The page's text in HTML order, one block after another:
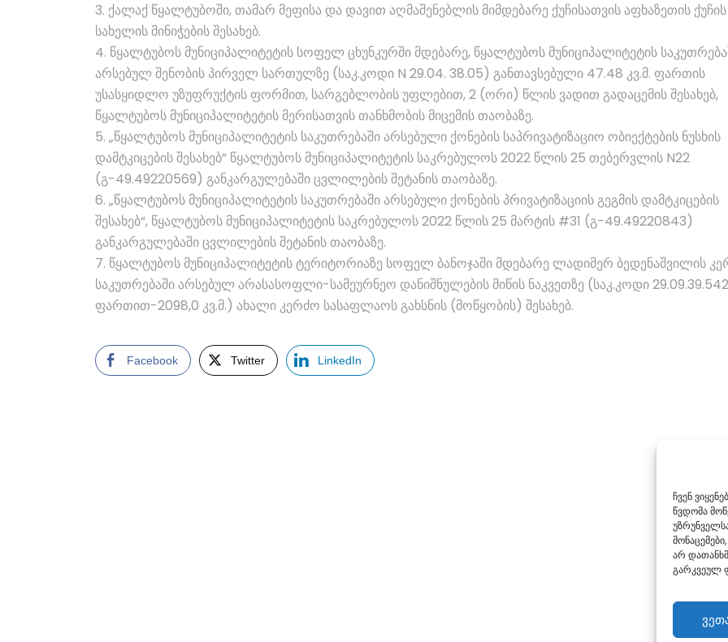
ჩვენ
წვდომა
არ
გარკვეულ
3. ქალაქ წყალტუბოში, თამარ მეფისა და დავით აღმაშენებლის მიმდებარე ქუჩისათვის აფხაზეთის ქუჩის
სახელის მინიჭების შესახებ.
4. წყალტუბოს მუნიციპალიტეტის სოფელ ცხუნკურში მდებარე, წყალტუბოს მუნიციპალიტეტის
არსებულ შენობის პირველ სართულზე (საკ.კოდი N 29.04. 38.05) განთავსებული 47.48 კვ.მ. ფართის
უსასყიდლო უზუფრუქტის ფორმით, სარგებლობის უფლებით, 2 (ორი) წლის ვადით გადაცემის შესახებ,
წყალტუბოს მუნიციპალიტეტის მერისათვის თანხმობის მიცემის თაობაზე.
5. „წყალტუბოს მუნიციპალიტეტის საკუთრებაში არსებული ქონების საპრივატიზაციო ობიექტების ნუსხის
დამტკიცების შესახებ“ წყალტუბოს მუნიციპალიტეტის საკრებულოს 2022 წლის 25 თებერვლის N22
(გ-49.49220569) განკარგულებაში ცვლილების შეტანის თაობაზე.
6. „წყალტუბოს მუნიციპალიტეტის საკუთრებაში არსებული ქონების პრივატიზაციის გეგმის დამტკიცების
შესახებ“, წყალტუბოს მუნიციპალიტეტის საკრებულოს 2022 წლის 25 მარტის #31 (გ-49.49220843)
განკარგულებაში ცვლილების შეტანის თაობაზე.
7. წყალტუბოს მუნიციპალიტეტის ტერიტორიაზე სოფელ ბანოჯაში მდებარე ლადიმერ ბედენაშვილის
საკუთრებაში არსებულ არასასოფლი-სამეურნეო დანიშნულების მიწის ნაკვეთზე (საკ.კოდი 29.09.39.542
ფართით-2098,0 კვ.მ.) ახალი კერძო სასაფლაოს გახსნის (მოწყობის) შესახებ.
Facebook Twitter LinkedIn